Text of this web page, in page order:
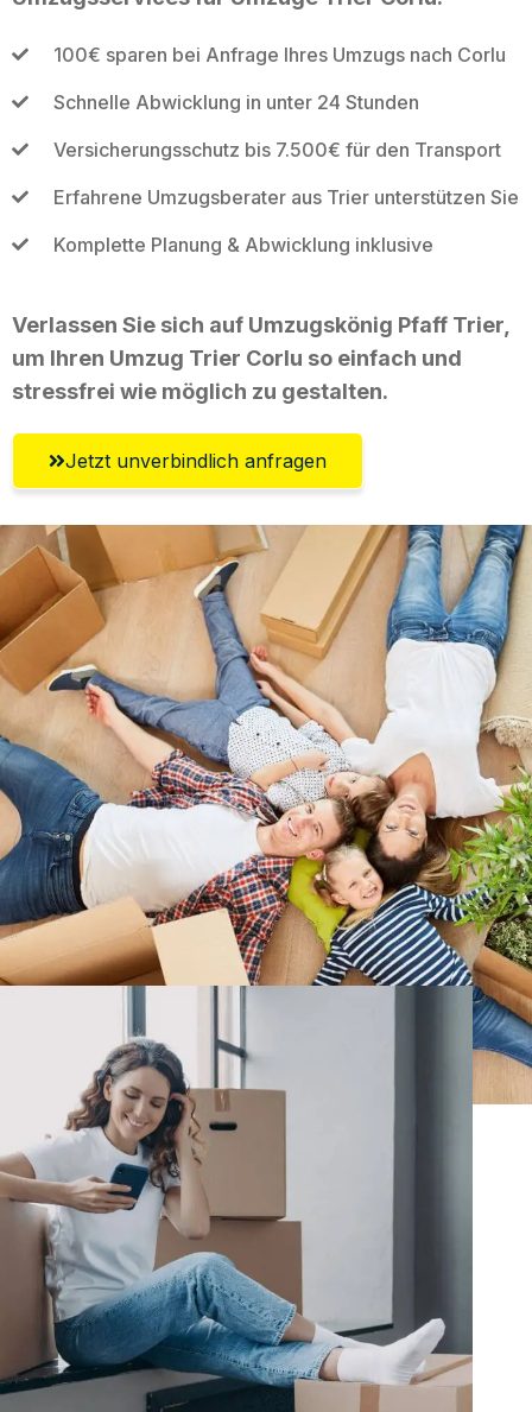
100€ sparen bei Anfrage Ihres Umzugs nach Corlu
Schnelle Abwicklung in unter 24 Stunden
Versicherungsschutz bis 7.500€ für den Transport
Erfahrene Umzugsberater aus Trier unterstützen Sie
Komplette Planung & Abwicklung inklusive
Verlassen Sie sich auf Umzugskönig Pfaff Trier,
um Ihren Umzug Trier Corlu so einfach und
stressfrei wie möglich zu gestalten.
Jetzt unverbindlich anfragen